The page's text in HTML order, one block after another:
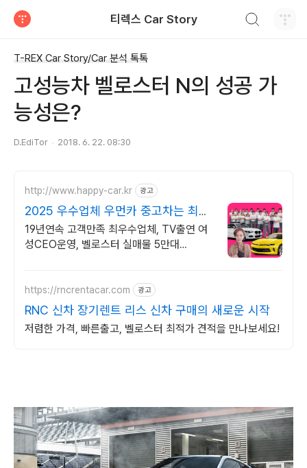
티렉스 Car Story
T-REX Car Story/Car 분석 톡톡
고성능차 벨로스터 N의 성공 가
능성은?
D.EdiTor 2018. 6. 22. 08:30
http://www.happy-car.kr 광고
2025 우수업체 우먼카 중고차는 최우
수모범업체에서!
19년연속 고객만족 최우수업체, TV출연 여
성CEO운영, 벨로스터 실매물 5만대
https://rncrentacar.com 광고
RNC 신차 장기렌트 리스 신차 구매의 새로운 시작
저렴한 가격, 빠른출고, 벨로스터 최적가 견적을 만나보세요!